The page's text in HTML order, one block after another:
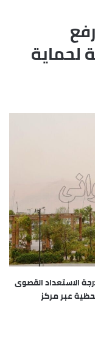
لحماية
الاستعداد القصوى
عبر مركز